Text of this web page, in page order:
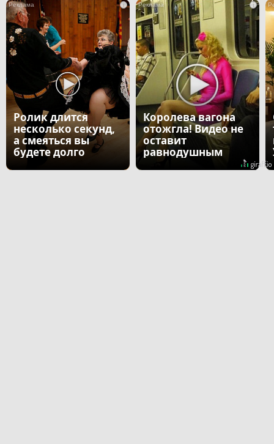
i
Ролик длится
несколько секунд,
а смеяться вы
будете долго
i
Королева вагона
отожгла! Видео не
оставит
равнодушным